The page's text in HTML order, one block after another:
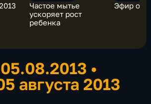
Частое мытье
ускоряет рост
ребенка
Эфир от
•
августа 2013